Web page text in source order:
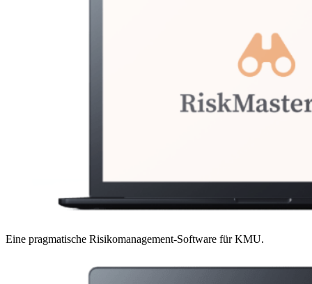
Eine pragmatische Risikomanagement-Software für KMU.